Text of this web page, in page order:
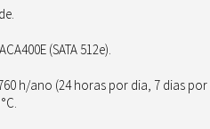
(SATA 512e).
h/ano (24 horas por dia, 7 dias